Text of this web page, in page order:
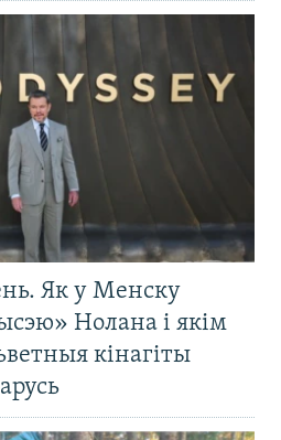
Як у Менску
Нолана і якім
кінагіты